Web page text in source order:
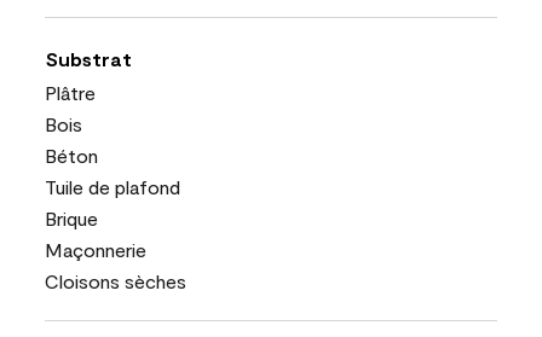
Substrat
Plâtre
Bois
Béton
Tuile de plafond
Brique
Maçonnerie
Cloisons sèches